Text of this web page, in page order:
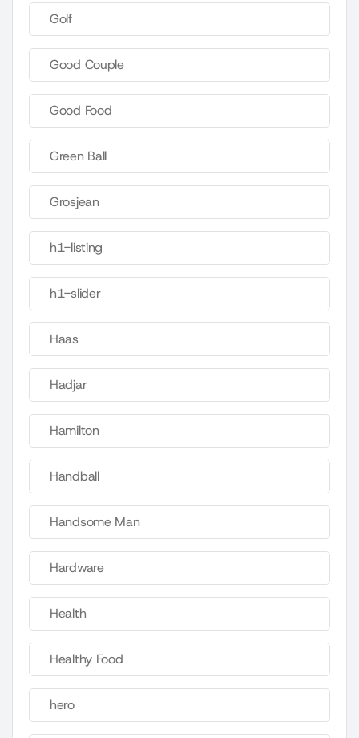
Golf
Good Couple
Good Food
Green Ball
Grosjean
h1-listing
h1-slider
Haas
Hadjar
Hamilton
Handball
Handsome Man
Hardware
Health
Healthy Food
hero